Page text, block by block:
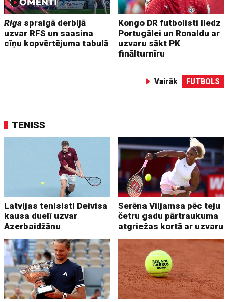
Riga spraigā derbijā
uzvar RFS un saasina
cīņu kopvērtējuma tabulā
Kongo DR futbolisti liedz
Portugālei un Ronaldu ar
uzvaru sākt PK
finālturnīru
Vairāk FUTBOLS
TENISS
Latvijas tenisisti Deivisa
kausa duelī uzvar
Azerbaidžānu
Serēna Viljamsa pēc teju
četru gadu pārtraukuma
atgriežas kortā ar uzvaru